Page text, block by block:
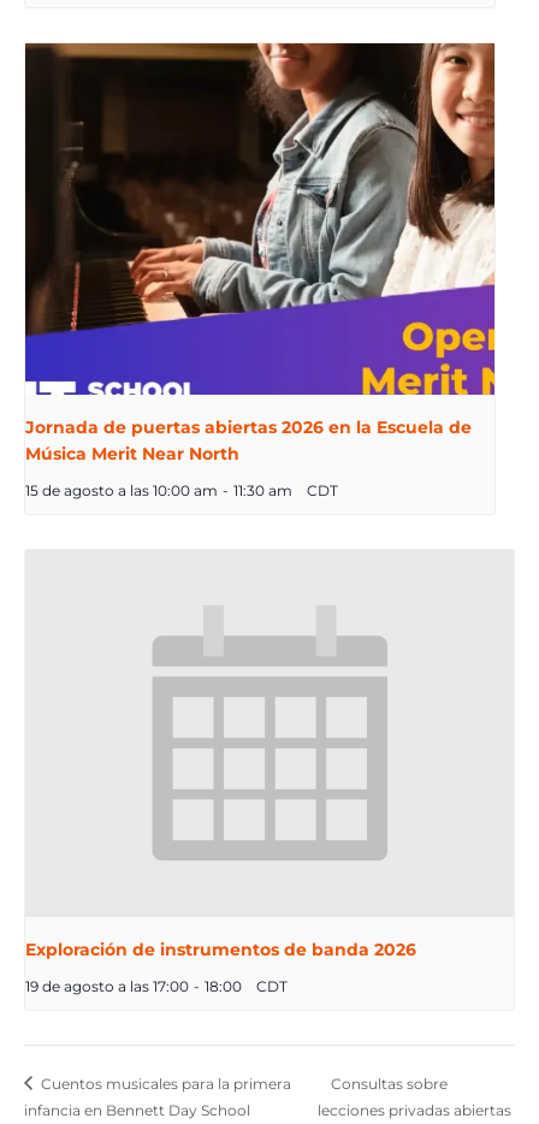
Jornada de puertas abiertas 2026 en la Escuela de
Música Merit Near North
15 de agosto a las 10:00 am - 11:30 am CDT
Exploración de instrumentos de banda 2026
19 de agosto a las 17:00 - 18:00 CDT
Cuentos musicales para la primera
infancia en Bennett Day School
Consultas sobre
lecciones privadas abiertas